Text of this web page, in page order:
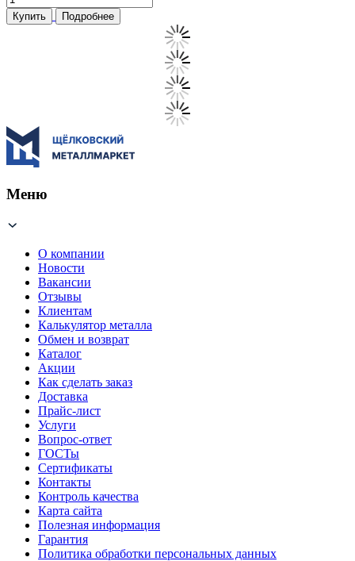
Купить Подробнее
Меню
О компании
Новости
Вакансии
Отзывы
Клиентам
Калькулятор металла
Обмен и возврат
Каталог
Акции
Как сделать заказ
Доставка
Прайс-лист
Услуги
Вопрос-ответ
ГОСТы
Сертификаты
Контакты
Контроль качества
Карта сайта
Полезная информация
Гарантия
Политика обработки персональных данных